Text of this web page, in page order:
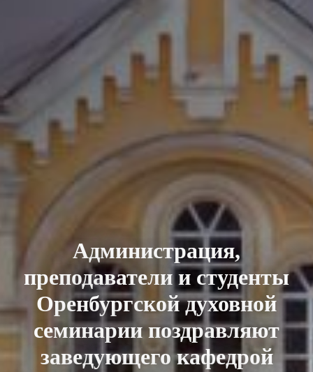
Администрация,
преподаватели и студенты
Оренбургской духовной
семинарии поздравляют
заведующего кафедрой